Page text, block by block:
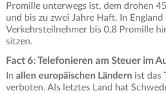
Promille unterwegs ist, dem drohen
und bis zu zwei Jahre Haft. In England
Verkehrsteilnehmer bis 0,8 Promille
sitzen.
Fact 6: Telefonieren am Steuer im
In allen europäischen Ländern ist das
verboten. Als letztes Land hat